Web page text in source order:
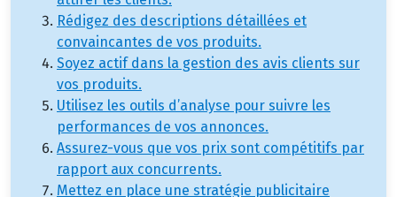
Rédigez des descriptions détaillées et
convaincantes de vos produits.
Soyez actif dans la gestion des avis clients sur
vos produits.
Utilisez les outils d’analyse pour suivre les
performances de vos annonces.
Assurez-vous que vos prix sont compétitifs par
rapport aux concurrents.
Mettez en place une stratégie publicitaire